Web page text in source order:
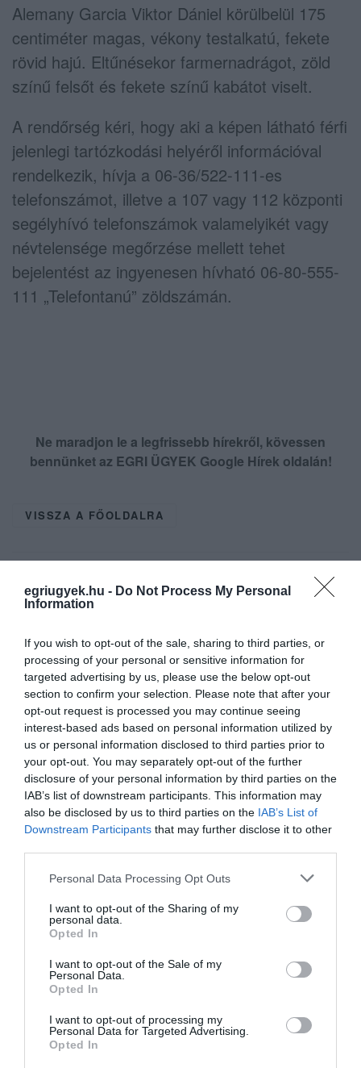
egriugyek.hu - Do Not Process My Personal
Information
If you wish to opt-out of the sale, sharing to third parties, or
processing of your personal or sensitive information for
targeted advertising by us, please use the below opt-out
section to confirm your selection. Please note that after your
opt-out request is processed you may continue seeing
interest-based ads based on personal information utilized by
us or personal information disclosed to third parties prior to
your opt-out. You may separately opt-out of the further
disclosure of your personal information by third parties on the
IAB’s list of downstream participants. This information may
also be disclosed by us to third parties on the IAB’s List of
Downstream Participants that may further disclose it to other
Please note that this website/app uses one or more Google
not limited to your visit or usage behaviour. You may click to
grant or deny consent to Google and its third-party tags to
use your data for below specified purposes in below Google
consent section.
Personal Data Processing Opt Outs
I want to opt-out of the Sharing of my
personal data.
Opted In
I want to opt-out of the Sale of my
Personal Data.
Opted In
I want to opt-out of processing my
Personal Data for Targeted Advertising.
Opted In
Alemany Garcia Viktor Dániel körülbelül 175
centiméter magas, vékony testalkatú, fekete
rövid hajú. Eltűnésekor farmernadrágot, zöld
színű felsőt és fekete színű kabátot viselt.
A rendőrség kéri, hogy aki a képen látható férfi
jelenlegi tartózkodási helyéről információval
rendelkezik, hívja a 06-36/522-111-es
telefonszámot, illetve a 107 vagy 112 központi
segélyhívó telefonszámok valamelyikét vagy
névtelensége megőrzése mellett tehet
bejelentést az ingyenesen hívható 06-80-555-
111 „Telefontanú” zöldszámán.
Ne maradjon le a legfrissebb hírekről, kövessen
bennünket az EGRI ÜGYEK Google Hírek oldalán!
VISSZA A FŐOLDALRA
Legfrissebb híreink
35 PERCES TANÓRÁK ÉS KEVESEBB HÁZI
FELADAT JÖHET AZ ALSÓ ...
2026. augusztus 08|Mindenki ügye
BAKA ANDRÁST JELÖLI KÖZTÁRSASÁGI
ELNÖKNEK A TISZA
ÚJ MAGYAR KÜLÜGYI STRATÉGIA KÉSZÜL,
TATA ELBŰVÖLŐ LÁTVÁNYOSSÁGAI,
AMIKÉRT ÉRDEMES MEGNÉZNI